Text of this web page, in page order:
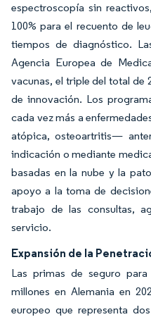
espectroscopía sin
100% para el recuento de
tiempos de diagnóstico.
Agencia Europea de
vacunas, el triple del total de
de innovación. Los
cada vez más a
atópica, osteoartritis—
indicación o mediante
basadas en la nube y la
apoyo a la toma de
trabajo de las consultas,
servicio.
Expansión de la
Las primas de seguro para
millones en Alemania en
europeo que representa